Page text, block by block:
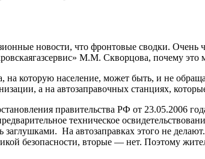
новости, что фронтовые сводки.
М.М. Скворцова, почему это
на которую население, может быть, и не
а на автозаправочных станциях,
правительства РФ от 23.05.2006
техническое
заглушками. На автозаправках этого не
безопасности, вторые — нет. Поэтому